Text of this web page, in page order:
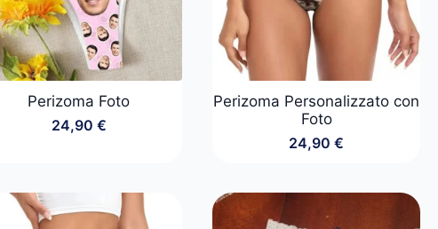
Perizoma Foto
24,90 €
Perizoma Personalizzato con
Foto
24,90€